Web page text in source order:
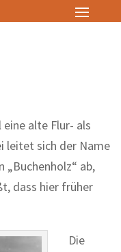
alte Flur- als
leitet sich der Name
„Buchenholz“ ab,
dass hier früher
Die